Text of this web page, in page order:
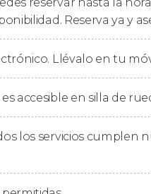
disfrutaremos de una
de malvavisco y té
dejaremos en vuestro
fenómeno natural, es
Reserva ya y
Llévalo en tu
es accesible en silla de
los servicios cumplen